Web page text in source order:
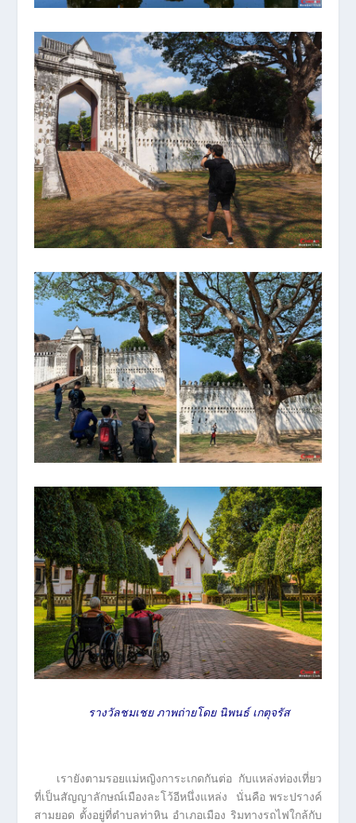
รางวัลชมเชย ภาพถ่ายโดย นิพนธ์ เกตุจรัส
เรายังตามรอยแม่หญิงการะเกดกันต่อ กับแหล่งท่องเที่ยว
ที่เป็นสัญญาลักษณ์เมืองละโว้อีหนึ่งแหล่ง นั่นคือ พระปรางค์
สามยอด ตั้งอยู่ที่ตำบลท่าหิน อำเภอเมือง ริมทางรถไฟใกล้กับ